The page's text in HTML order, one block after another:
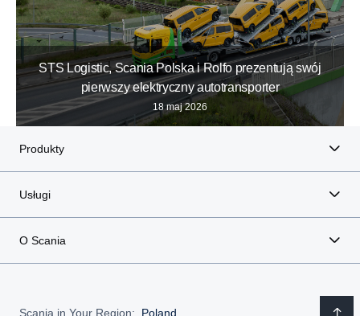
STS Logistic, Scania Polska i Rolfo prezentują swój
pierwszy elektryczny autotransporter
18 maj 2026
Produkty
Usługi
O Scania
Scania in Your Region: Poland